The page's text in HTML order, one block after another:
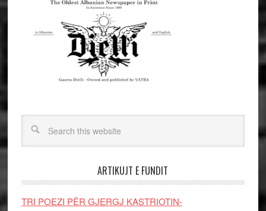
ARTIKUJT E FUNDIT
TRI POEZI PËR GJERGJ KASTRIOTIN-